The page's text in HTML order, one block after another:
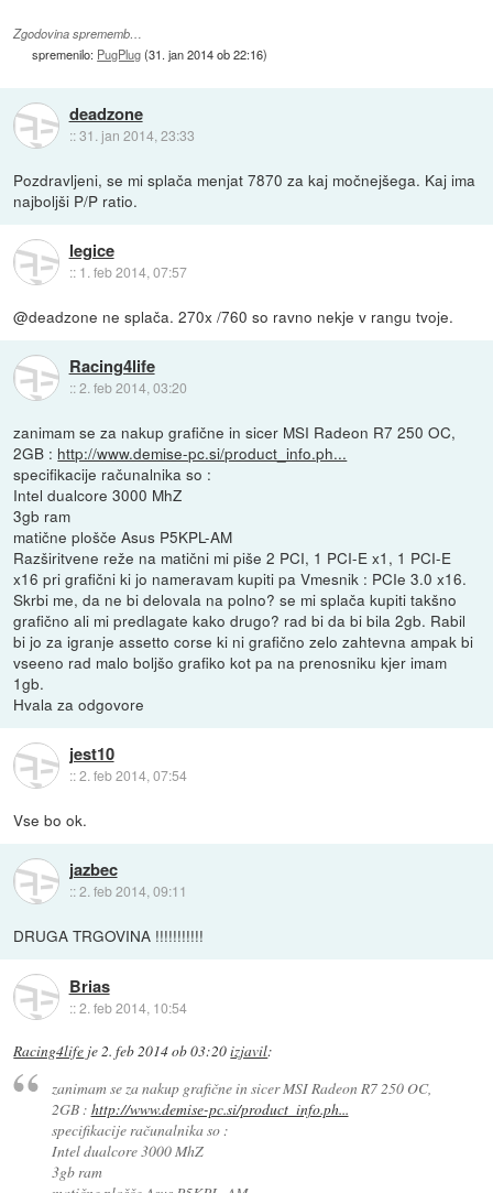
Zgodovina sprememb…
spremenilo: PugPlug(31. jan 2014 ob 22:16)
deadzone
::31. jan 2014, 23:33
Pozdravljeni, se mi splača menjat 7870 za kaj močnejšega. Kaj ima
najboljši P/P ratio.
legice
:: 1. feb 2014, 07:57
@deadzone ne splača. 270x /760 so ravno nekje v rangu tvoje.
Racing4life
::2. feb 2014, 03:20
zanimam se za nakup grafične in sicer MSI Radeon R7 250 OC,
2GB : http://www.demise-pc.si/product_info.ph...
specifikacije računalnika so :
Intel dualcore 3000 MhZ
3gb ram
matične plošče Asus P5KPL-AM
Razširitvene reže na matični mi piše 2 PCI, 1 PCI-E x1, 1 PCI-E
x16 pri grafični ki jo nameravam kupiti pa Vmesnik : PCIe 3.0 x16.
Skrbi me, da ne bi delovala na polno? se mi splača kupiti takšno
grafično ali mi predlagate kako drugo? rad bi da bi bila 2gb. Rabil
bi jo za igranje assetto corse ki ni grafično zelo zahtevna ampak bi
vseeno rad malo boljšo grafiko kot pa na prenosniku kjer imam
1gb.
Hvala za odgovore
jest10
::2. feb 2014, 07:54
Vse bo ok.
jazbec
::2. feb 2014, 09:11
DRUGA TRGOVINA !!!!!!!!!!!
Brias
::2. feb 2014, 10:54
Racing4life je2. feb 2014 ob 03:20izjavil:
zanimam se za nakup grafične in sicer MSI Radeon R7 250 OC,
2GB : http://www.demise-pc.si/product_info.ph...
specifikacije računalnika so :
Intel dualcore 3000 MhZ
3gb ram